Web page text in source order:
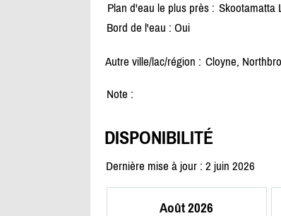
Plan d'eau le plus près : Skootamatta
Bord de l'eau : Oui
Autre ville/lac/région : Cloyne,
Note :
DISPONIBILITÉ
Dernière mise à jour : 2 juin 2026
Août 2026